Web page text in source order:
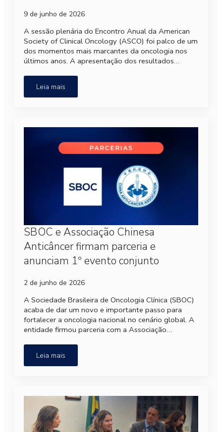
9 de junho de 2026
A sessão plenária do Encontro Anual da American
Society of Clinical Oncology (ASCO) foi palco de um
dos momentos mais marcantes da oncologia nos
últimos anos. A apresentação dos resultados…
Leia mais
SBOC e Associação Chinesa
Anticâncer firmam parceria e
anunciam 1º evento conjunto
2 de junho de 2026
A Sociedade Brasileira de Oncologia Clínica (SBOC)
acaba de dar um novo e importante passo para
fortalecer a oncologia nacional no cenário global. A
entidade firmou parceria com a Associação…
Leia mais